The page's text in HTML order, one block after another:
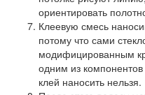
ориентировать
Клеевую смесь
потому что сами
модифицированным
одним из
клей наносить нельзя.